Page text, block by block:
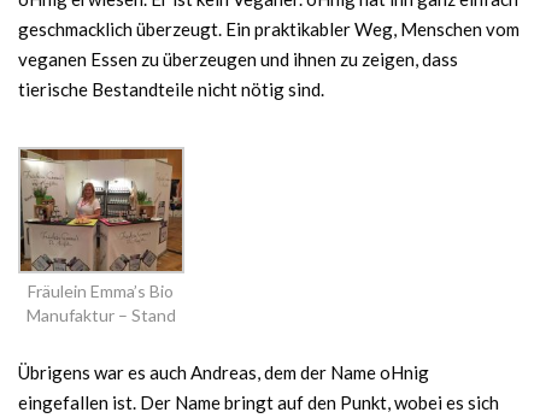
geschmacklich überzeugt. Ein praktikabler Weg, Menschen vom
veganen Essen zu überzeugen und ihnen zu zeigen, dass
tierische Bestandteile nicht nötig sind.
Fräulein Emma’s Bio
Manufaktur – Stand
Übrigens war es auch Andreas, dem der Name oHnig
eingefallen ist. Der Name bringt auf den Punkt, wobei es sich